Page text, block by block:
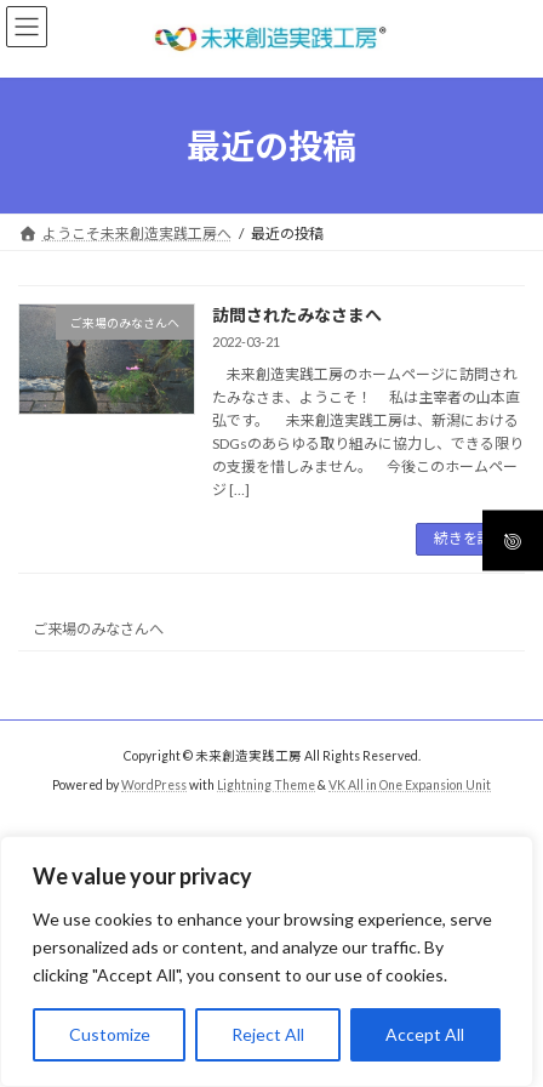
We value your privacy
We use cookies to enhance your browsing experience, serve
personalized ads or content, and analyze our traffic. By
clicking "Accept All", you consent to our use of cookies.
Customize Reject All Accept All
コ
ン
ン
ナ
ビ
ー
最近の投稿
ようこそ未来創造実践工房へ 最近の投稿
ご来場のみなさんへ 訪問されたみなさまへ
2022-03-21
未来創造実践工房のホームページに訪問され
たみなさま、ようこそ！ 私は主宰者の山本直
弘です。 未来創造実践工房は、新潟における
SDGsのあらゆる取り組みに協力し、できる限り
の支援を惜しみません。 今後このホームペー
ジ […]
続きを読む
ご来場のみなさんへ
Copyright © 未来創造実践工房 All Rights Reserved.
Powered byWordPresswith Lightning Theme& VK All in One Expansion Unit